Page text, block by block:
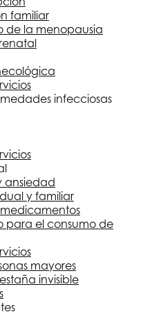
familiar
de la menopausia
infecciosas
ansiedad
y familiar
para el consumo de
mayores
invisible